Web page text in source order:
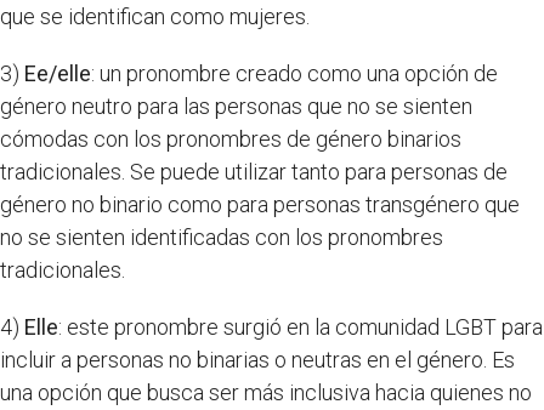
que se identifican como mujeres.
3) Ee/elle: un pronombre creado como una opción de
género neutro para las personas que no se sienten
cómodas con los pronombres de género binarios
tradicionales. Se puede utilizar tanto para personas de
género no binario como para personas transgénero que
no se sienten identificadas con los pronombres
tradicionales.
4) Elle: este pronombre surgió en la comunidad LGBT para
incluir a personas no binarias o neutras en el género. Es
una opción que busca ser más inclusiva hacia quienes no